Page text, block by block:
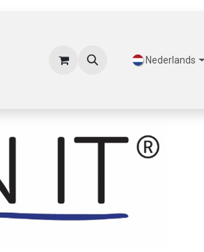
Toepassingen Ontdek Gastromeals
Nederlands